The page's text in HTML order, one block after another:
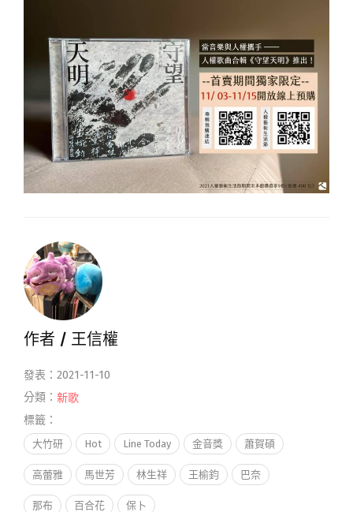
作者 / 王信權
發表：2021-11-10
分類： 新歌
標籤：
大竹研 Hot Line Today 金音獎 蕭賀碩
高蕾雅 馬世芳 林生祥 王榆鈞 巴奈
那布 百合花 保卜